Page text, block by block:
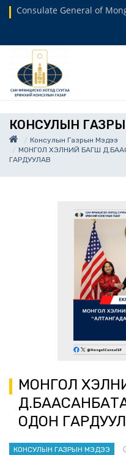
Consulate General of
КОНСУЛЫН
Консулын Газрын Мэдээ
МОНГОЛ ХЭЛНИЙ БАГШ
ГАРДУУЛАВ
МОНГОЛ
ОДОН
КОНСУЛЫН ГАЗРЫН МЭДЭЭ